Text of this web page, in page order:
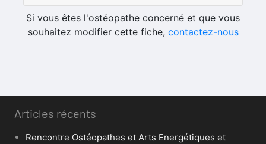
Si vous êtes l'ostéopathe concerné et que vous
souhaitez modifier cette fiche, contactez-nous
Articles récents
Rencontre Ostéopathes et Arts Energétiques et